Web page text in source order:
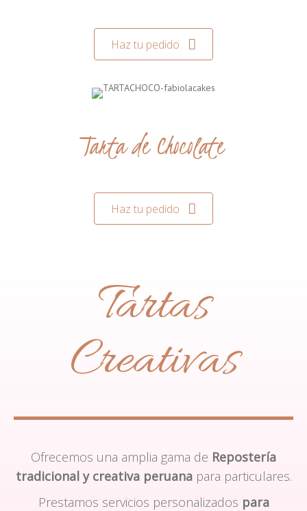
Haz tu pedido
Tarta de Chocolate
Haz tu pedido
Tartas
Creativas
Ofrecemos una amplia gama de Repostería
tradicional y creativa peruanapara particulares.
Prestamos servicios personalizados para